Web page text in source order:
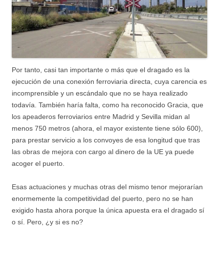
Por tanto, casi tan importante o más que el dragado es la
ejecución de una conexión ferroviaria directa, cuya carencia es
incomprensible y un escándalo que no se haya realizado
todavía. También haría falta, como ha reconocido Gracia, que
los apeaderos ferroviarios entre Madrid y Sevilla midan al
menos 750 metros (ahora, el mayor existente tiene sólo 600),
para prestar servicio a los convoyes de esa longitud que tras
las obras de mejora con cargo al dinero de la UE ya puede
acoger el puerto.
Esas actuaciones y muchas otras del mismo tenor mejorarían
enormemente la competitividad del puerto, pero no se han
exigido hasta ahora porque la única apuesta era el dragado sí
o sí. Pero, ¿y si es no?